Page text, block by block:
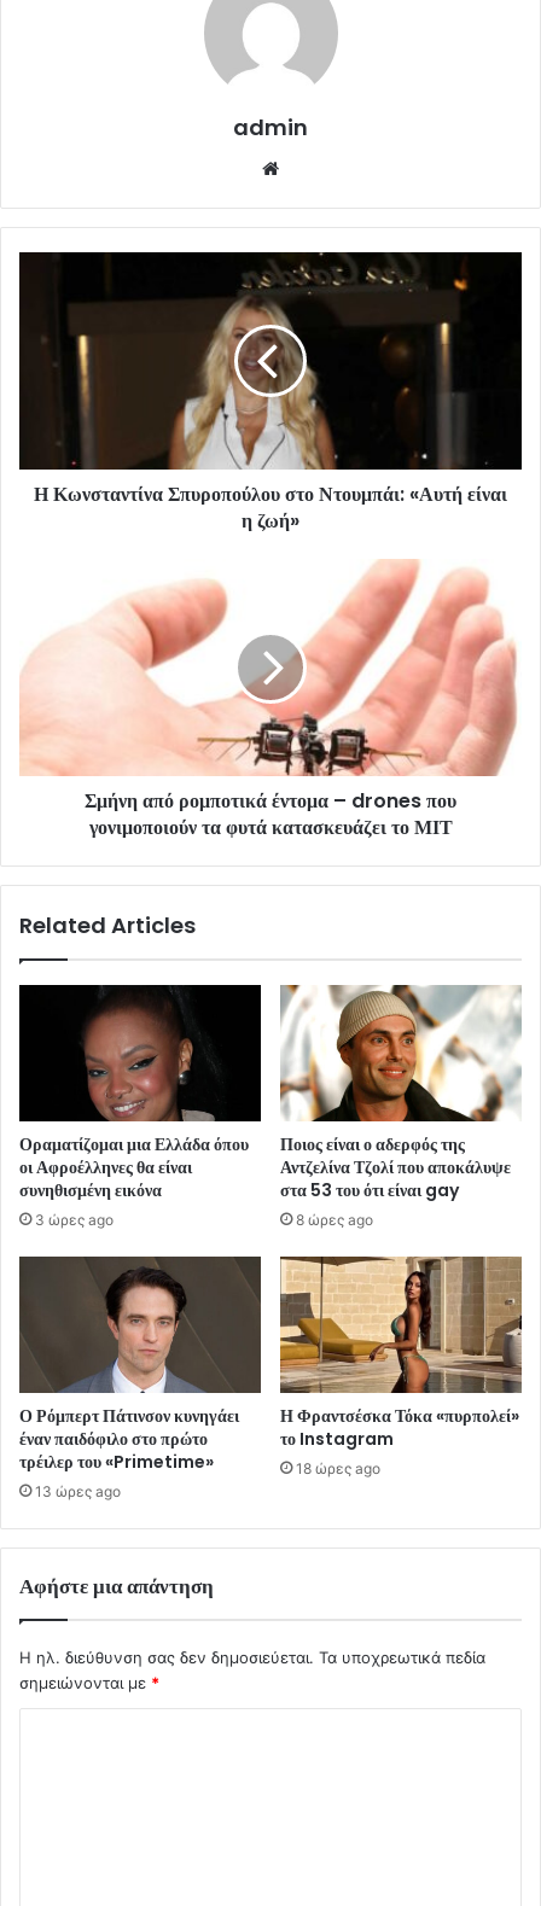
admin
Η Κωνσταντίνα Σπυροπούλου στο Ντουμπάι: «Αυτή είναι
η ζωή»
Σμήνη από ρομποτικά έντομα – drones που
γονιμοποιούν τα φυτά κατασκευάζει το ΜΙΤ
Related Articles
Οραματίζομαι μια Ελλάδα όπου
οι Αφροέλληνες θα είναι
συνηθισμένη εικόνα
3 ώρες ago
Ποιος είναι ο αδερφός της
Αντζελίνα Τζολί που αποκάλυψε
στα 53 του ότι είναι gay
8 ώρες ago
Ο Ρόμπερτ Πάτινσον κυνηγάει
έναν παιδόφιλο στο πρώτο
τρέιλερ του «Primetime»
13 ώρες ago
Η Φραντσέσκα Τόκα «πυρπολεί»
το Instagram
18 ώρες ago
Αφήστε μια απάντηση
Η ηλ. διεύθυνση σας δεν δημοσιεύεται. Τα υποχρεωτικά πεδία
σημειώνονται με *